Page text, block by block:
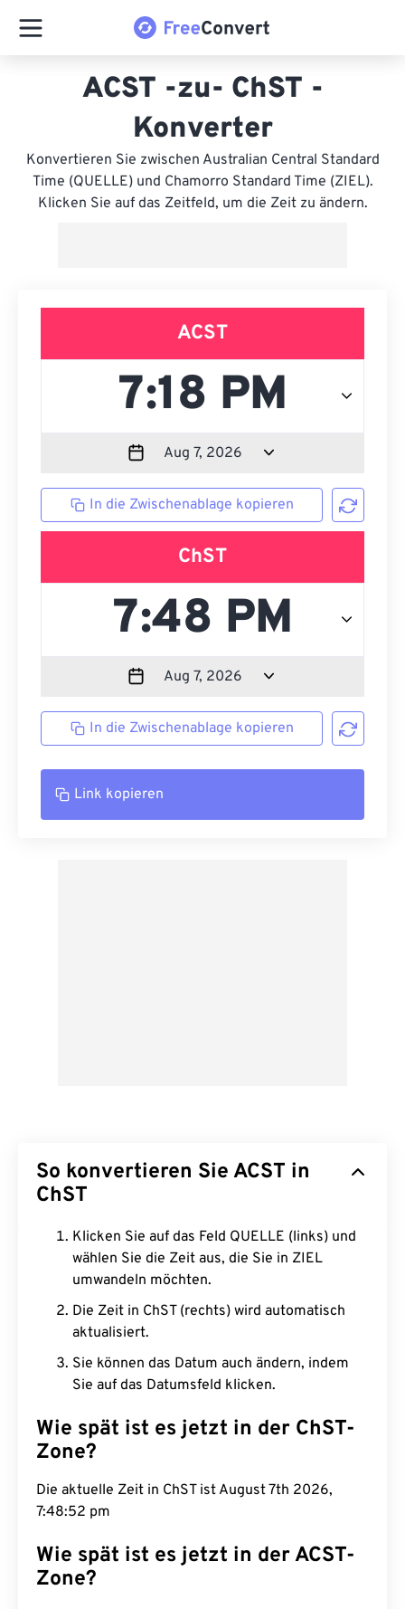
ACST -zu- ChST -
Konverter
Konvertieren Sie zwischen Australian Central Standard
Time (QUELLE) und Chamorro Standard Time (ZIEL).
Klicken Sie auf das Zeitfeld, um die Zeit zu ändern.
ACST
In die Zwischenablage kopieren
ChST
In die Zwischenablage kopieren
Link kopieren
So konvertieren Sie ACST in
ChST
Klicken Sie auf das Feld QUELLE (links) und
wählen Sie die Zeit aus, die Sie in ZIEL
umwandeln möchten.
Die Zeit in ChST (rechts) wird automatisch
aktualisiert.
Sie können das Datum auch ändern, indem
Sie auf das Datumsfeld klicken.
Wie spät ist es jetzt in der ChST-
Zone?
Die aktuelle Zeit in ChST ist August 7th 2026,
7:48:53 pm
Wie spät ist es jetzt in der ACST-
Zone?